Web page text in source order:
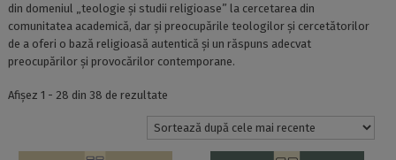
din domeniul „teologie şi studii religioase” la cercetarea din
comunitatea academică, dar şi preocupările teologilor şi cercetătorilor
de a oferi o bază religioasă autentică şi un răspuns adecvat
preocupărilor şi provocărilor contemporane.
Afișez 1 - 28 din 38 de rezultateSortat
cele